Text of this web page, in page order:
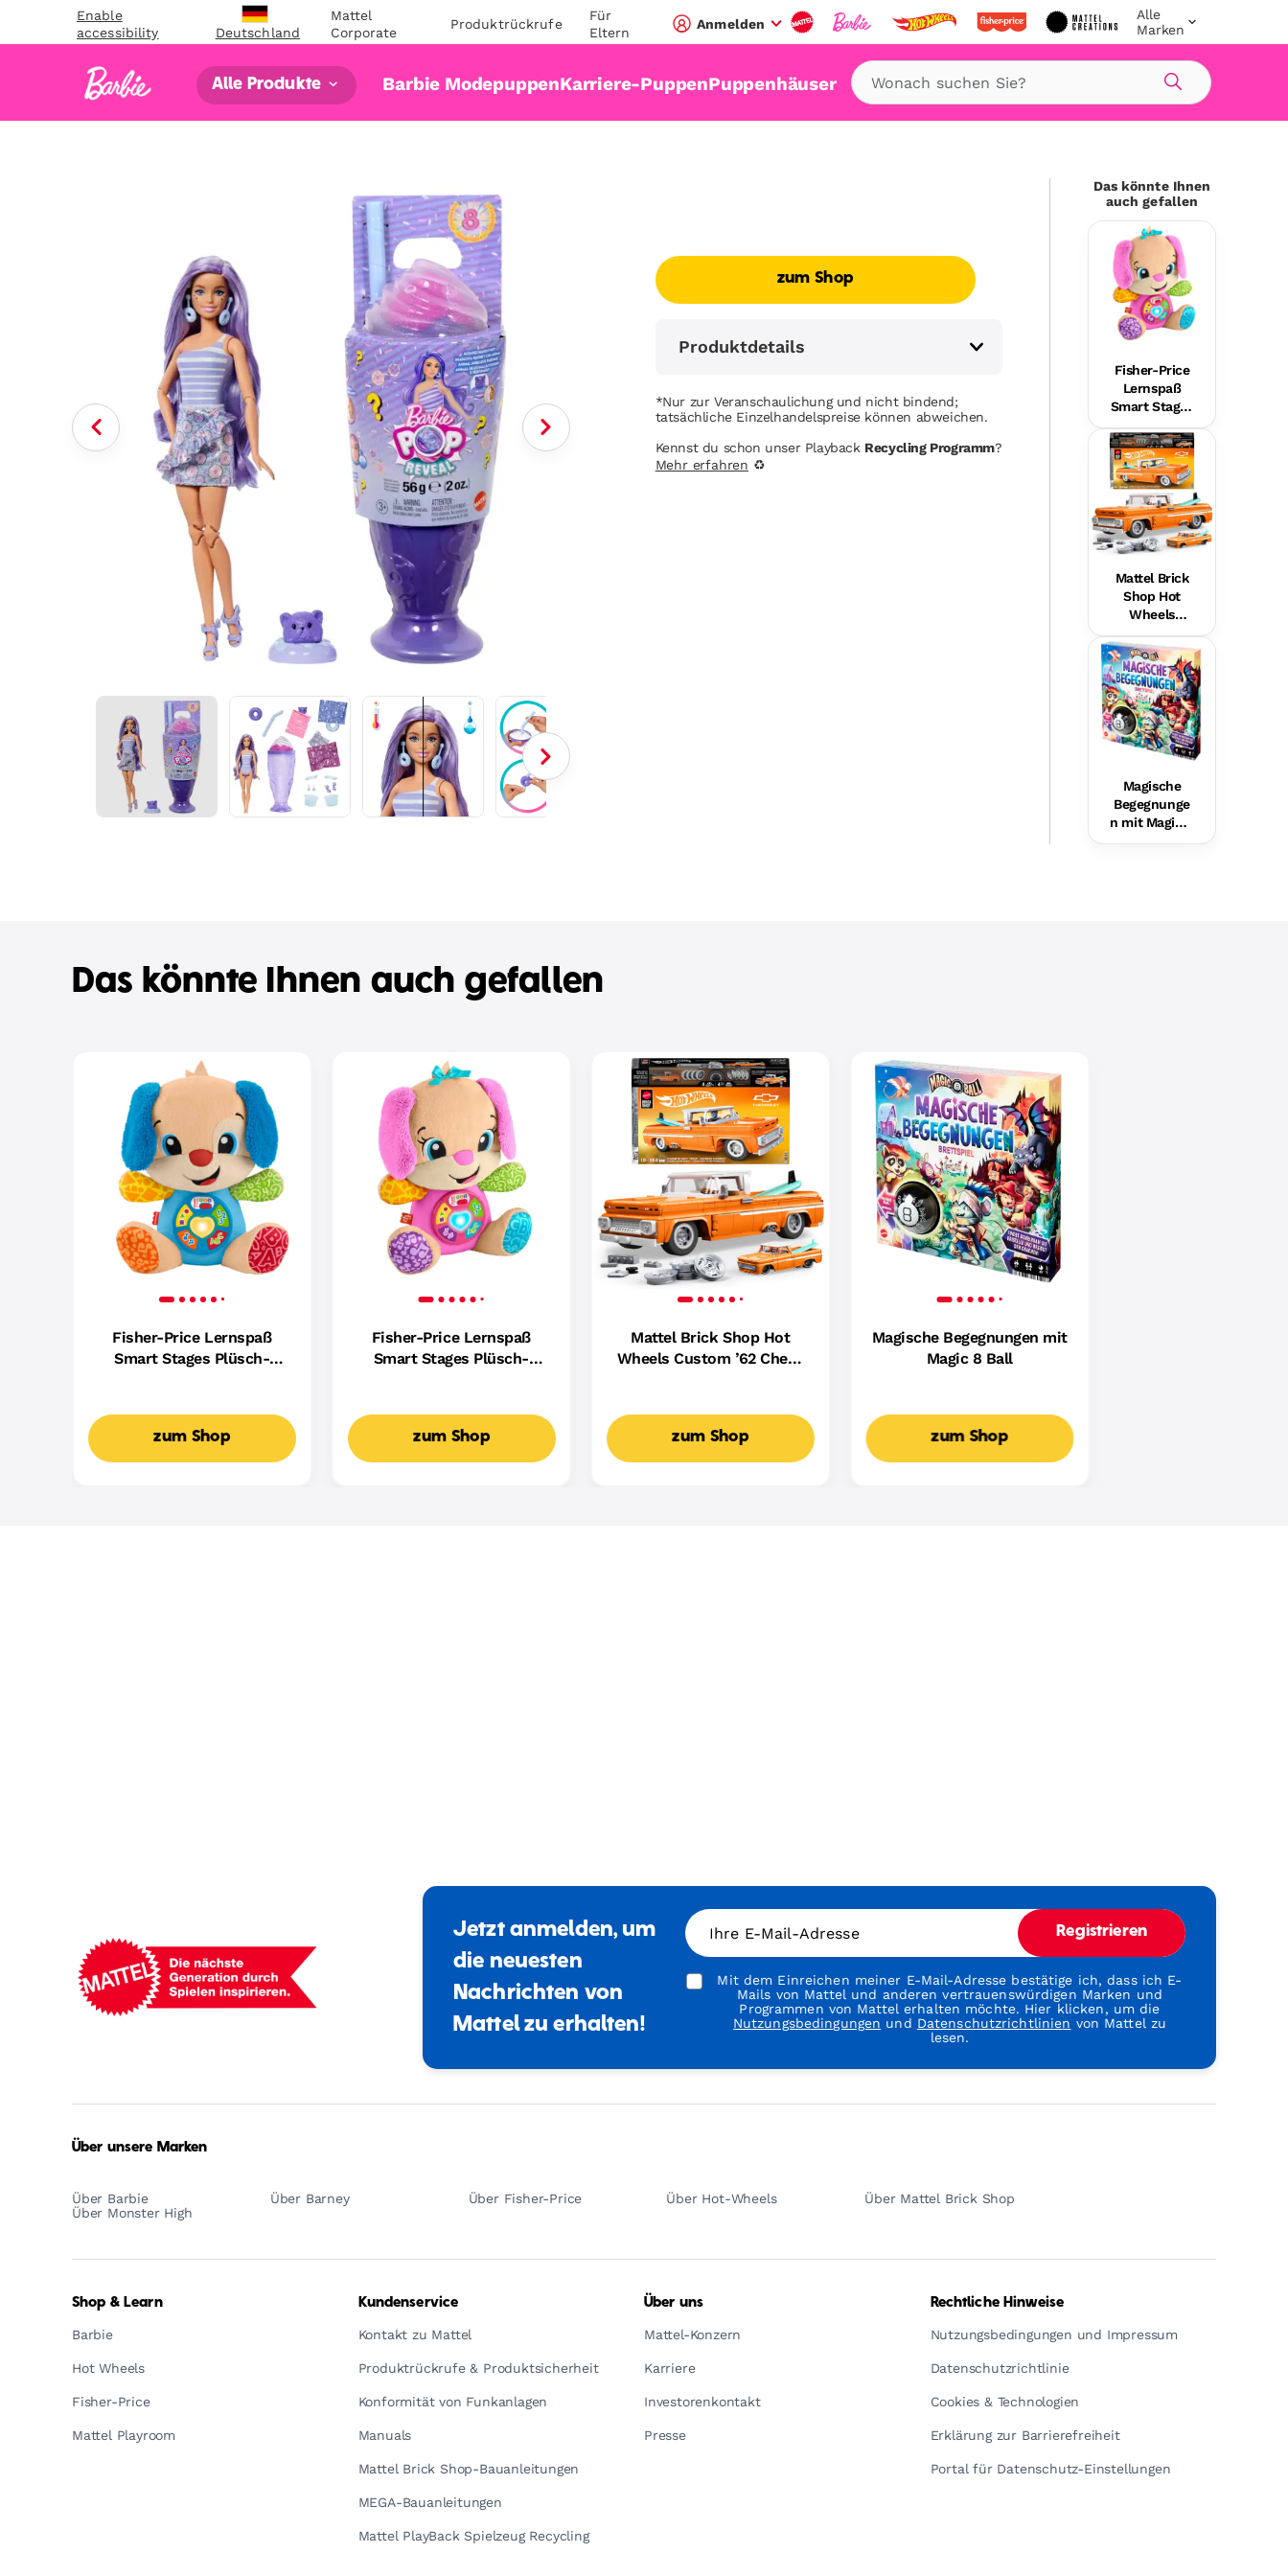
Enable
accessibility
Deutschland
Mattel
Corporate
Produktrückrufe
Für
Eltern
Anmelden
Alle
Marken
Alle Produkte Barbie ModepuppenKarriere-PuppenPuppenhäuser
Suche
zum Shop
Produktdetails
*Nur zur Veranschaulichung und nicht bindend;
tatsächliche Einzelhandelspreise können abweichen.
Kennst du schon unser Playback Recycling Programm?
Mehr erfahren ♻
Das könnte Ihnen
auch gefallen
Fisher-Price
Lernspaß
Smart Stages
Plüsch-
Hundefreund
in Für Babys,
Musikalische
s
Lernspielzeu
g,
Mehrsprachi
ge Version
Mattel Brick
Shop Hot
Wheels
Custom ’62
Chevy
Pickup
Bauset (858
Teile), Für
Sammler
Magische
Begegnunge
n mit Magic 8
Ball
Das könnte Ihnen auch gefallen
Fisher-Price Lernspaß
Smart Stages Plüsch-
Mehrsprachige Version
zum Shop
Fisher-Price Lernspaß
Smart Stages Plüsch-
Mehrsprachige Version
zum Shop
Mattel Brick Shop Hot
Wheels Custom ’62 Chevy
zum Shop
Magische Begegnungen mit
Magic 8 Ball
zum Shop
Through
Jetzt anmelden, um
die neuesten
Nachrichten von
Mattel zu erhalten!
Ihre E-Mail-Adresse Registrieren
Mit dem Einreichen meiner E-Mail-Adresse bestätige ich, dass ich E-
Mails von Mattel und anderen vertrauenswürdigen Marken und
Programmen von Mattel erhalten möchte. Hier klicken, um die
Nutzungsbedingungen und Datenschutzrichtlinien von Mattel zu
lesen.
Über unsere Marken
Über Barbie Über Barney Über Fisher-Price Über Hot-Wheels
Über Mattel Brick Shop
Über Monster High
Shop & Learn
Barbie
Hot Wheels
Fisher-Price
Mattel Playroom
Kundenservice
Kontakt zu Mattel
Produktrückrufe & Produktsicherheit
Konformität von Funkanlagen
Manuals
Mattel Brick Shop-Bauanleitungen
MEGA-Bauanleitungen
Mattel PlayBack Spielzeug Recycling
Über uns
Mattel-Konzern
Karriere
Investorenkontakt
Presse
Rechtliche Hinweise
Nutzungsbedingungen und Impressum
Datenschutzrichtlinie
Cookies & Technologien
Erklärung zur Barrierefreiheit
Portal für Datenschutz-Einstellungen